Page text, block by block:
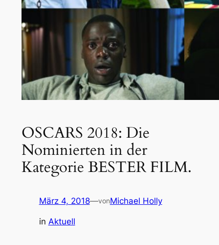
OSCARS 2018: Die
Nominierten in der
Kategorie BESTER FILM.
März 4, 2018—vonMichael Holly
in Aktuell